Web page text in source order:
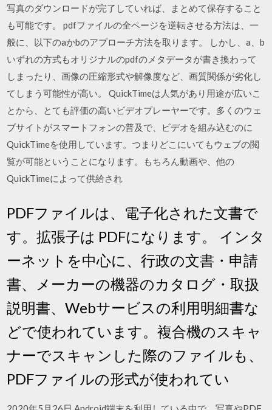
写真のダウンロードが完了していれば、まとめて保存すること
も可能です。 pdfファイルの全ページを逆転させる方法は、一
般に、以下のaかbのアプローチ方法を取ります。 しかし、a、b
いずれの方式もオリジナルのpdfのメタデータが書き換わって
しまったり、画像の圧縮形式や解像度など、画質関係が劣化し
てしまう可能性が高い。 QuickTimeは人気があり用途が広いこ
とから、とても評価の高いビデオプレーヤーです。多くのウェ
ブサイトがスマートフォンの普及で、ビデオを組み込むのに
QuickTimeを使用しています。つまりどこにいてもウェブの閲
覧が可能ということになります。もちろん動画や、他の
QuickTimeによって供給され
PDFファイルは、電子化された文書で
す。拡張子は PDFになります。 インタ
ーネットを中心に、行政の文書・申請
書、メーカーの機器のカタログ・取扱
説明書、Webサービスの利用明細書な
どで使われています。複合機のスキャ
ナーでスキャンした際のファイルも、
PDFファイルの形式が使われてい